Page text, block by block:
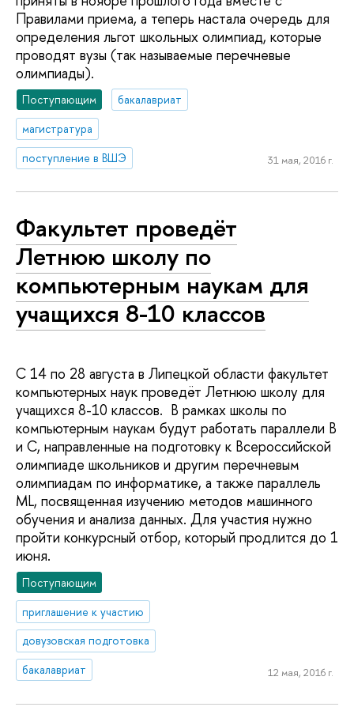
Правилами приема, а теперь настала очередь для
определения льгот школьных олимпиад, которые
проводят вузы (так называемые перечневые
олимпиады).
Поступающим
бакалавриат
магистратура
поступление в ВШЭ
31 мая, 2016 г.
Факультет проведёт
Летнюю школу по
компьютерным наукам для
учащихся 8-10 классов
С 14 по 28 августа в Липецкой области факультет
компьютерных наук проведёт Летнюю школу для
учащихся 8-10 классов. В рамках школы по
компьютерным наукам будут работать параллели B
и С, направленные на подготовку к Всероссийской
олимпиаде школьников и другим перечневым
олимпиадам по информатике, а также параллель
ML, посвященная изучению методов машинного
обучения и анализа данных. Для участия нужно
пройти конкурсный отбор, который продлится до 1
июня.
Поступающим
приглашение к участию
довузовская подготовка
бакалавриат
12 мая, 2016 г.